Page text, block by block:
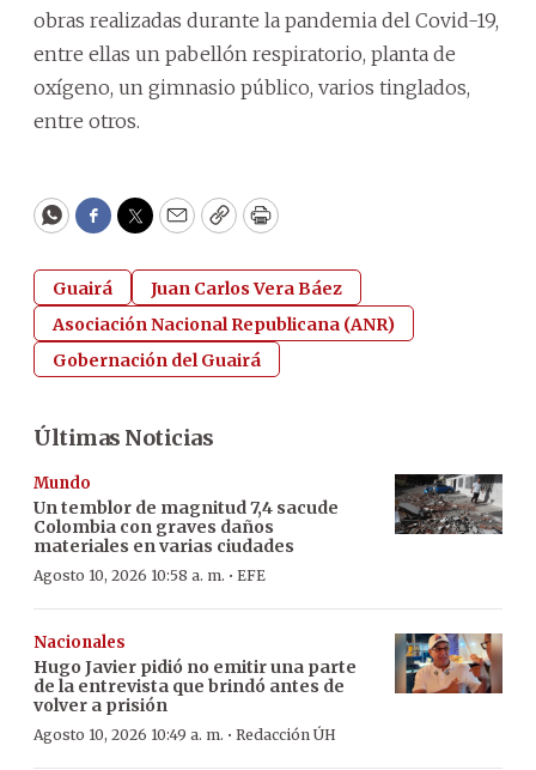
obras realizadas durante la pandemia del Covid-19,
entre ellas un pabellón respiratorio, planta de
oxígeno, un gimnasio público, varios tinglados,
entre otros.
WhatsApp
Facebook
Twitter
EmailCopyPrint
Guairá
Juan Carlos Vera Báez
Asociación Nacional Republicana (ANR)
Gobernación del Guairá
Últimas Noticias
Mundo
Un temblor de magnitud 7,4 sacude
Colombia con graves daños
materiales en varias ciudades
Agosto 10, 2026 10:58 a. m. · EFE
Nacionales
Hugo Javier pidió no emitir una parte
de la entrevista que brindó antes de
volver a prisión
Agosto 10, 2026 10:49 a. m. · Redacción ÚH